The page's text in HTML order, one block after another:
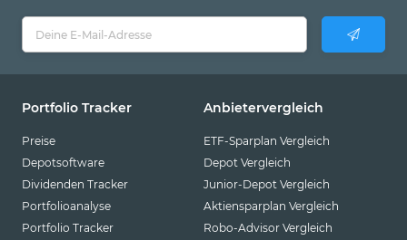
Steelcoin
UBS
Valour
Portfolio Tracker
Preise
Depotsoftware
Dividenden Tracker
Portfolioanalyse
Portfolio Tracker
Anbietervergleich
ETF-Sparplan Vergleich
Depot Vergleich
Junior-Depot Vergleich
Aktiensparplan Vergleich
Robo-Advisor Vergleich